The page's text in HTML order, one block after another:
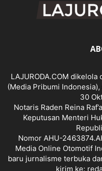
LAJURODA.COM
(Media Pribumi
30
Notaris Raden Reina
Keputusan Menteri
Nomor AHU-
Media Online Otomotif
baru jurnalisme terbuka
kirim ke: